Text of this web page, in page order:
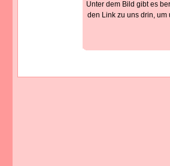
Unter dem Bild gibt es
den Link zu uns drin,